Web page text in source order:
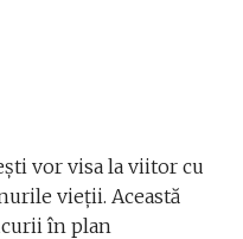
vor visa la viitor cu
vieții. Această
în plan